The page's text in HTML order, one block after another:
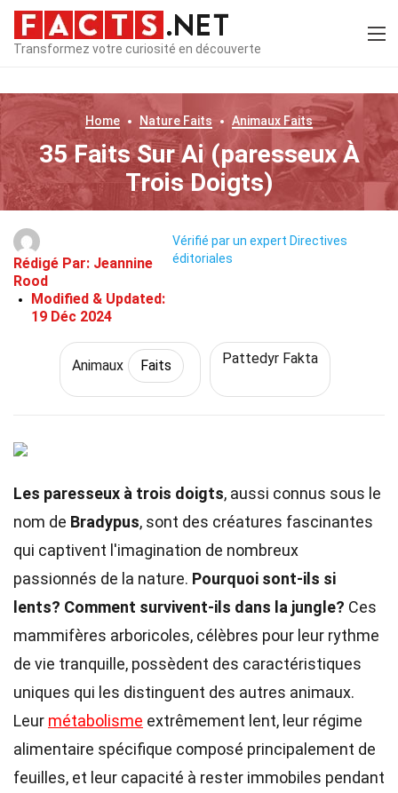
Transformez votre curiosité en découverte
Home Nature Faits Animaux Faits
35 Faits Sur Ai (paresseux À
Trois Doigts)
Rédigé Par: Jeannine
Rood
Modified & Updated:
19 Déc 2024
Vérifié par un expert Directives
éditoriales
Animaux Faits Pattedyr Fakta
Les paresseux à trois doigts, aussi connus sous le
nom de Bradypus, sont des créatures fascinantes
qui captivent l'imagination de nombreux
passionnés de la nature. Pourquoi sont-ils si
lents? Comment survivent-ils dans la jungle? Ces
mammifères arboricoles, célèbres pour leur rythme
de vie tranquille, possèdent des caractéristiques
uniques qui les distinguent des autres animaux.
Leur métabolisme extrêmement lent, leur régime
alimentaire spécifique composé principalement de
feuilles, et leur capacité à rester immobiles pendant